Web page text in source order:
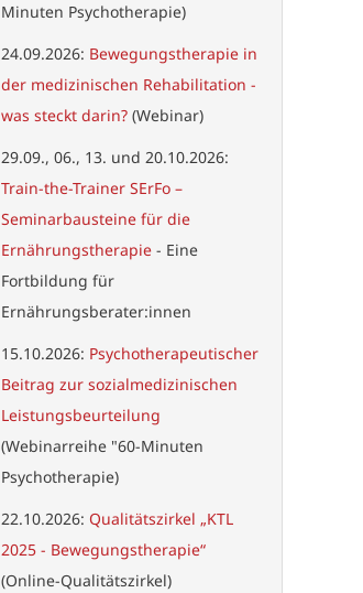
Minuten Psychotherapie)
24.09.2026: Bewegungstherapie in
der medizinischen Rehabilitation -
was steckt darin? (Webinar)
29.09., 06., 13. und 20.10.2026:
Train-the-Trainer SErFo –
Seminarbausteine für die
Ernährungstherapie - Eine
Fortbildung für
Ernährungsberater:innen
15.10.2026: Psychotherapeutischer
Beitrag zur sozialmedizinischen
Leistungsbeurteilung
(Webinarreihe "60-Minuten
Psychotherapie)
22.10.2026: Qualitätszirkel „KTL
2025 - Bewegungstherapie“
(Online-Qualitätszirkel)